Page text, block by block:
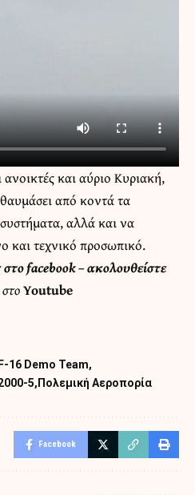
και αύριο Κυριακή,
από κοντά τα
αλλά και να
και τεχνικό προσωπικό.
facebook– ακολουθείστε
Youtube
F-16 Demo Team
5 Πολεμική Αεροπορία
Facebook